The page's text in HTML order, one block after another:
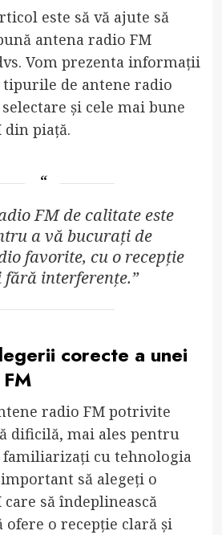
este să vă ajute să
antena radio FM
Vom prezenta informații
tipurile de antene radio
și cele mai bune
din piață.
FM de calitate este
a vă bucurați de
favorite, cu o recepție
fără interferențe.”
corecte a unei
radio FM potrivite
dificilă, mai ales pentru
familiarizați cu tehnologia
să alegeți o
să îndeplinească
ofere o recepție clară și